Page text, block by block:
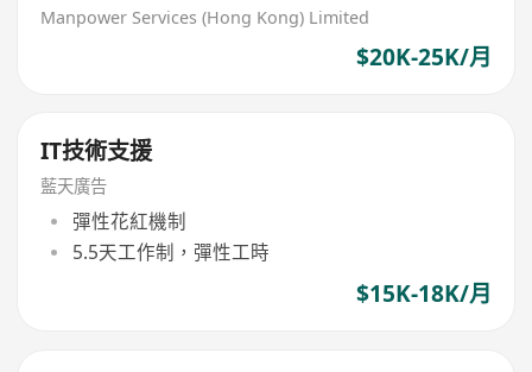
contract)
Manpower Services (Hong Kong) Limited
$20K-25K/月
IT技術支援
藍天廣告
彈性花紅機制
5.5天工作制，彈性工時
$15K-18K/月